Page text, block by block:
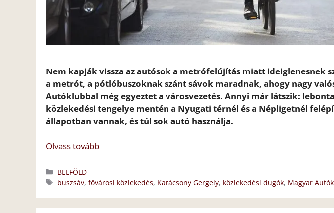
Nem kapják vissza az autósok a metrófelújítás miatt ideiglenesnek
a metrót, a pótlóbuszoknak szánt sávok maradnak, ahogy nagy
Autóklubbal még egyeztet a városvezetés. Annyi már látszik:
közlekedési tengelye mentén a Nyugati térnél és a Népligetnél
állapotban vannak, és túl sok autó használja.
Olvass tovább
Kategória
BELFÖLD
Címkék
buszsáv,fővárosi közlekedés, Karácsony Gergely, közlekedési dugók, Magyar